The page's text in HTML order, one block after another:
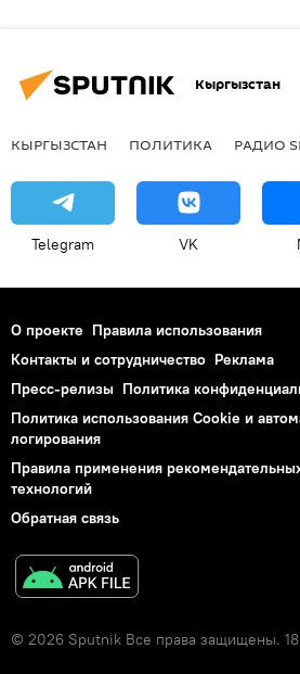
Кыргызстан
КЫРГЫЗСТАН ПОЛИТИКА РАДИО
Telegram VK
О проекте Правила использования
Контакты и сотрудничество Реклама
Пресс-релизы Политика
Политика использования Cookie и
логирования
Правила применения
технологий
Обратная связь
© 2026 Sputnik Все права защищены.